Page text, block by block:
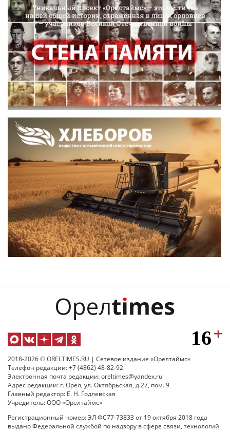
2018-2026 © ORELTIMES.RU | Сетевое издание «Орелтаймс»
Телефон редакции: +7 (4862) 48-82-92
Электронная почта редакции: oreltimes@yandex.ru
Адрес редакции: г. Орел, ул. Октябрьская, д.27, пом. 9
Главный редактор: Е. Н. Годлевская
Учредитель: ООО «Орелтаймс»
Регистрационный номер: ЭЛ ФС77-73833 от 19 октября 2018 года
выдано Федеральной службой по надзору в сфере связи, технологий